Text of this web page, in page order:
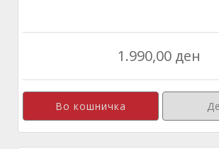
1.990,00 ден